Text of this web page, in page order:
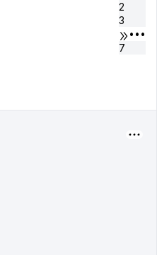
2
3
•••
7